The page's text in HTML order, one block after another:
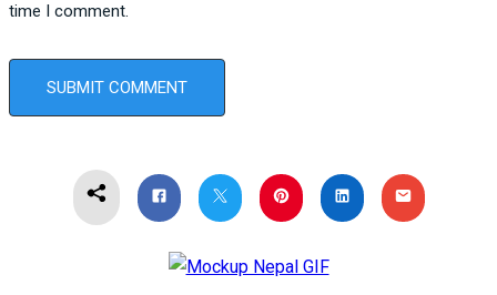
time I comment.